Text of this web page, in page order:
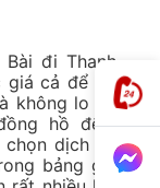
đi Thanh
giá cả để có
không lo về
hồ đếm
chọn dịch vụ
bảng giá